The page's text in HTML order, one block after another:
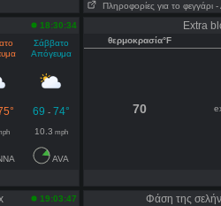
Πληροφορίες για το φεγγάρι -
18:30:34
Σάββατο
Απόγευμα
69 - 74°
10.3 mph
AVA
Extra
θερμοκρασία°F
70
19:03:47 Φάση της